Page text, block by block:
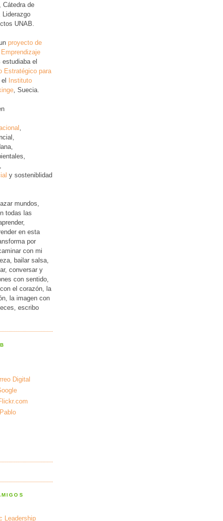
Cátedra de
Liderazgo
UNAB.
proyecto de
estudiaba el
Estratégico para
el Instituto
, Suecia.
y sosteniblidad
mundos,
todas las
en esta
por
con mi
bailar salsa,
conversar y
con sentido,
el corazón, la
la imagen con
escribo
Digital
Leadership